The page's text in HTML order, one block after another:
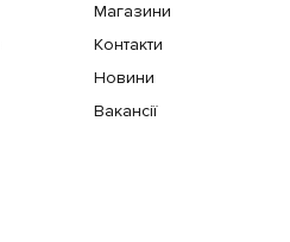
Магазини
Контакти
Новини
Вакансії